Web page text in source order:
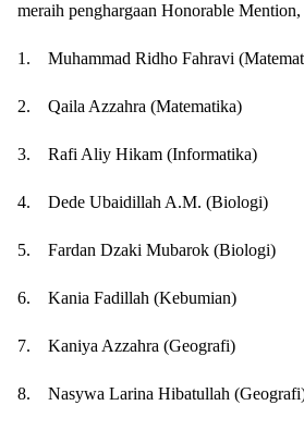
meraih penghargaan Honorable
1. Muhammad Ridho Fahravi
2. Qaila Azzahra (Matematika)
3. Rafi Aliy Hikam (Informatika)
4. Dede Ubaidillah A.M. (Biologi)
5. Fardan Dzaki Mubarok (Biologi)
6. Kania Fadillah (Kebumian)
7. Kaniya Azzahra (Geografi)
8. Nasywa Larina Hibatullah